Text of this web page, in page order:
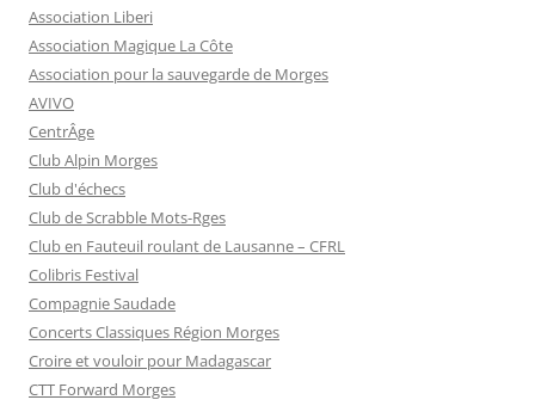
Association Liberi
Association Magique La Côte
Association pour la sauvegarde de Morges
AVIVO
CentrÂge
Club Alpin Morges
Club d'échecs
Club de Scrabble Mots-Rges
Club en Fauteuil roulant de Lausanne – CFRL
Colibris Festival
Compagnie Saudade
Concerts Classiques Région Morges
Croire et vouloir pour Madagascar
CTT Forward Morges